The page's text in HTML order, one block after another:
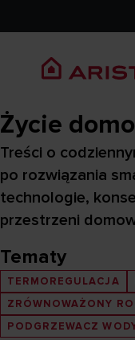
Życie
Treści o
po rozwiązania
technologie,
przestrzeni
Tematy
TERMOREGULACJA
ZRÓWNOWAŻONY
PODGRZEWACZ